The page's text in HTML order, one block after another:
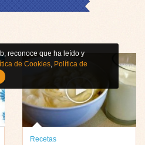
Recetas
reconoce que ha leído y
de Cookies Política de